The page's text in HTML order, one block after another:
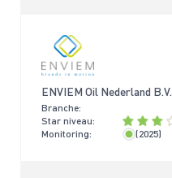
ENVIEM Oil Nederland B.V.
Branche:
Star niveau:
Monitoring:
< 2 jaar
(2025)